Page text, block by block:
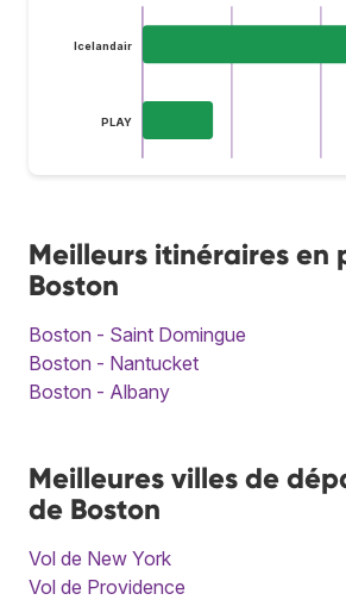
Icelandair
PLAY
Meilleurs itinéraires en
Boston
Boston - Saint Domingue
Boston - Nantucket
Boston - Albany
Meilleures villes de
de Boston
Vol de New York
Vol de Providence